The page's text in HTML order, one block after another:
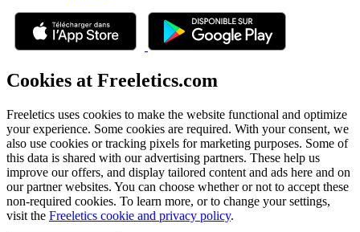
Cookies at Freeletics.com
Freeletics uses cookies to make the website functional and optimize
your experience. Some cookies are required. With your consent, we
also use cookies or tracking pixels for marketing purposes. Some of
this data is shared with our advertising partners. These help us
improve our offers, and display tailored content and ads here and on
our partner websites. You can choose whether or not to accept these
non-required cookies. To learn more, or to change your settings,
visit the Freeletics cookie and privacy policy.